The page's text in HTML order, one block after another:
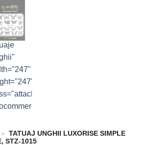
»
TATUAJ UNGHII LUXORISE SIMPLE
STZ-1015